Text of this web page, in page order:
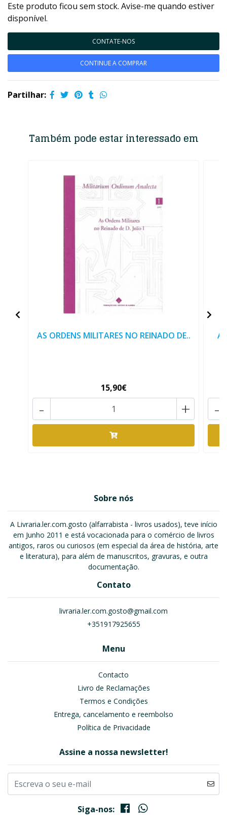
Este produto ficou sem stock. Avise-me quando estiver
disponível.
CONTATE-NOS
CONTINUE A COMPRAR
Partilhar:
Também pode estar interessado em
AS ORDENS MILITARES NO REINADO DE..
15,90€
+
- -
Sobre nós
A Livraria.ler.com.gosto (alfarrabista - livros usados), teve início
em Junho 2011 e está vocacionada para o comércio de livros
antigos, raros ou curiosos (em especial da área de história, arte
e literatura), para além de manuscritos, gravuras, e outra
documentação.
Contato
livraria.ler.com.gosto@gmail.com
+351917925655
Menu
Contacto
Livro de Reclamações
Termos e Condições
Entrega, cancelamento e reembolso
Política de Privacidade
Assine a nossa newsletter!
Siga-nos: